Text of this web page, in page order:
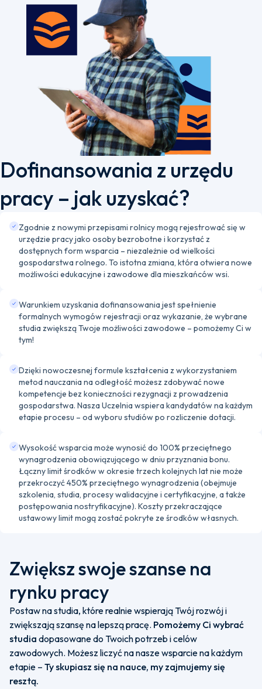
Dofinansowania z urzędu
pracy – jak uzyskać?
Zgodnie z nowymi przepisami rolnicy mogą rejestrować się w
urzędzie pracy jako osoby bezrobotne i korzystać z
dostępnych form wsparcia – niezależnie od wielkości
gospodarstwa rolnego. To istotna zmiana, która otwiera nowe
możliwości edukacyjne i zawodowe dla mieszkańców wsi.
Warunkiem uzyskania dofinansowania jest spełnienie
formalnych wymogów rejestracji oraz wykazanie, że wybrane
studia zwiększą Twoje możliwości zawodowe – pomożemy Ci w
tym!
Dzięki nowoczesnej formule kształcenia z wykorzystaniem
metod nauczania na odległość możesz zdobywać nowe
kompetencje bez konieczności rezygnacji z prowadzenia
gospodarstwa. Nasza Uczelnia wspiera kandydatów na każdym
etapie procesu – od wyboru studiów po rozliczenie dotacji.
Wysokość wsparcia może wynosić do 100% przeciętnego
wynagrodzenia obowiązującego w dniu przyznania bonu.
Łączny limit środków w okresie trzech kolejnych lat nie może
przekroczyć 450% przeciętnego wynagrodzenia (obejmuje
szkolenia, studia, procesy walidacyjne i certyfikacyjne, a także
postępowania nostryfikacyjne). Koszty przekraczające
ustawowy limit mogą zostać pokryte ze środków własnych.
Zwiększ swoje szanse na
rynku pracy
Postaw na studia, które realnie wspierają Twój rozwój i
zwiększają szansę na lepszą pracę. Pomożemy Ci wybrać
studia dopasowane do Twoich potrzeb i celów
zawodowych. Możesz liczyć na nasze wsparcie na każdym
etapie – Ty skupiasz się na nauce, my zajmujemy się
resztą.